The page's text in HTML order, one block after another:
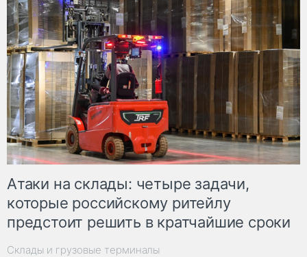
Атаки на склады: четыре задачи,
которые российскому ритейлу
предстоит решить в кратчайшие сроки
Склады и грузовые терминалы